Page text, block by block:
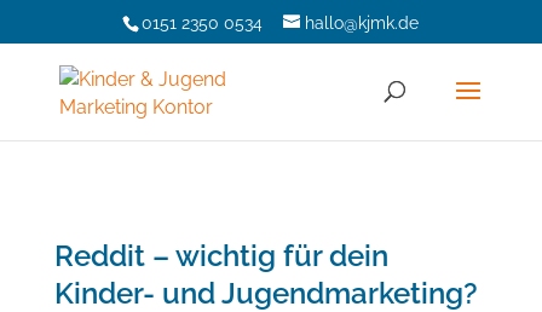
0151 2350 0534 hallo@kjmk.de
Reddit – wichtig für dein
Kinder- und Jugendmarketing?